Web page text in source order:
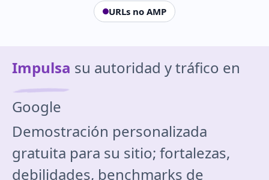
URLs no AMP
Impulsa su autoridad y tráfico en
Google
Demostración personalizada
gratuita para su sitio; fortalezas,
debilidades, benchmarks de